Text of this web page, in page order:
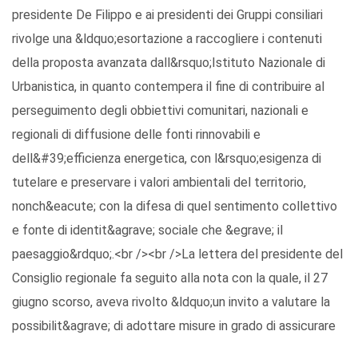
presidente De Filippo e ai presidenti dei Gruppi consiliari
rivolge una &ldquo;esortazione a raccogliere i contenuti
della proposta avanzata dall&rsquo;Istituto Nazionale di
Urbanistica, in quanto contempera il fine di contribuire al
perseguimento degli obbiettivi comunitari, nazionali e
regionali di diffusione delle fonti rinnovabili e
dell&#39;efficienza energetica, con l&rsquo;esigenza di
tutelare e preservare i valori ambientali del territorio,
nonch&eacute; con la difesa di quel sentimento collettivo
e fonte di identit&agrave; sociale che &egrave; il
paesaggio&rdquo;.<br /><br />La lettera del presidente del
Consiglio regionale fa seguito alla nota con la quale, il 27
giugno scorso, aveva rivolto &ldquo;un invito a valutare la
possibilit&agrave; di adottare misure in grado di assicurare